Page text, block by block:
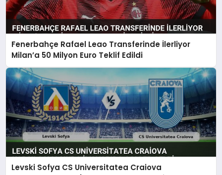
Fenerbahçe Rafael Leao Transferinde İlerliyor
Milan’a 50 Milyon Euro Teklif Edildi
Levski Sofya CS Universitatea Craiova